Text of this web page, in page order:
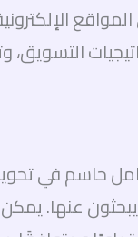
التسويق،
حاسم في
يبحثون عنها.